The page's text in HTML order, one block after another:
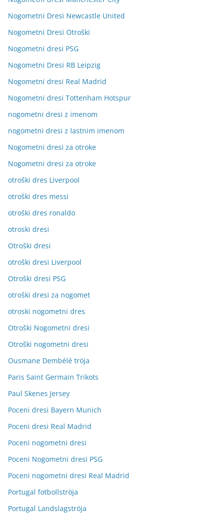
Nogometni Dresi Newcastle United
Nogometni Dresi Otroški
Nogometni dresi PSG
Nogometni Dresi RB Leipzig
Nogometni dresi Real Madrid
Nogometni dresi Tottenham Hotspur
nogometni dresi z imenom
nogometni dresi z lastnim imenom
Nogometni dresi za otroke
Nogometni dresi za otroke
otroški dres Liverpool
otroški dres messi
otroški dres ronaldo
otroski dresi
Otroški dresi
otroški dresi Liverpool
Otroški dresi PSG
otroški dresi za nogomet
otroski nogometni dres
Otroški Nogometni dresi
Otroški nogometni dresi
Ousmane Dembélé tröja
Paris Saint Germain Trikots
Paul Skenes Jersey
Poceni dresi Bayern Munich
Poceni dresi Real Madrid
Poceni nogometni dresi
Poceni Nogometni dresi PSG
Poceni nogometni dresi Real Madrid
Portugal fotbollströja
Portugal Landslagströja